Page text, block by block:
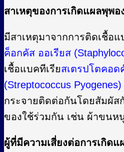
สาเหตุของการเกิดแผลพุพอ
มีสาเหตุมาจากการติดเชื้อแ
ค็อกคัส ออเรียส
เชื้อแบคทีเรียสเตรปโตคอด
(Streptococcus Pyogenes)
กระจายติดต่อกันโดยสัมผัส
ของใช้ร่วมกัน เช่น ผ้าขนห
ผู้ที่มีความเสี่ยงต่อการเกิด